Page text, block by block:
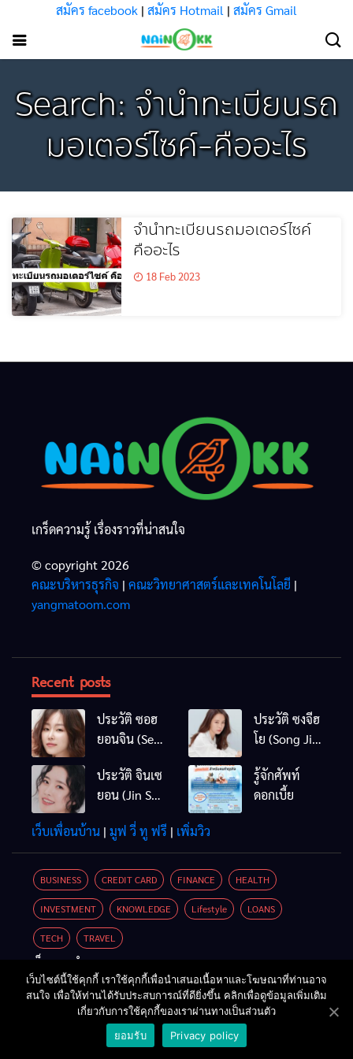
สมัคร facebook | สมัคร Hotmail | สมัคร Gmail
Search: จำนำทะเบียนรถ
มอเตอร์ไซค์-คืออะไร
จำนำทะเบียนรถมอเตอร์ไซค์
คืออะไร
18 Feb 2023
เว็บไซต์นี้ใช้คุกกี้ เราใช้คุกกี้เพื่อนำเสนอเนื้อหาและโฆษณาที่ท่านอาจ
สนใจ เพื่อให้ท่านได้รับประสบการณ์ที่ดียิ่งขึ้น คลิกเพื่อดูข้อมูลเพิ่มเติม
เกี่ยวกับการใช้คุกกี้ของเราผ่านทางเป็นส่วนตัว
ยอมรับ
Privacy policy
เกร็ดความรู้ เรื่องราวที่น่าสนใจ
© copyright 2026
คณะบริหารธุรกิจ | คณะวิทยาศาสตร์และเทคโนโลยี |
yangmatoom.com
Recent posts
ประวัติ ซอฮ
ยอนจิน (Seo
ประวัติ ซงจีฮ
โย (Song Ji
ประวัติ จินเซ
ยอน (Jin Se
Yeon)
รู้จักศัพท์
ดอกเบี้ย
เว็บเพื่อนบ้าน | มูฟ วี่ ทู ฟรี | เพิ่มวิว
BUSINESS CREDIT CARD FINANCE HEALTH
INVESTMENT KNOWLEDGE Lifestyle LOANS
TECH TRAVEL
เว็บแนะนำ
เครื่องขุดบิทคอยน์|ขายรถมือสอง
สินเชื่อรถยนต์